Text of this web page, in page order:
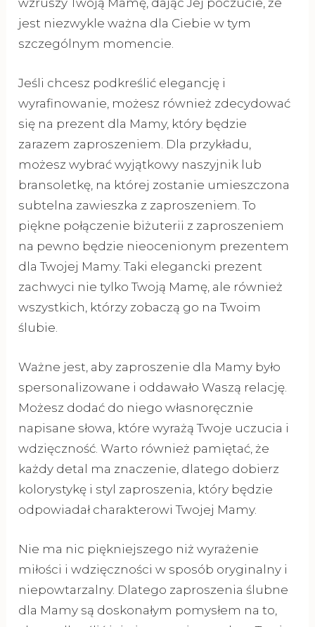
jest niezwykle ważna dla Ciebie w tym
szczególnym momencie.
Jeśli chcesz podkreślić elegancję i
wyrafinowanie, możesz również zdecydować
się na prezent dla Mamy, który będzie
zarazem zaproszeniem. Dla przykładu,
możesz wybrać wyjątkowy naszyjnik lub
bransoletkę, na której zostanie umieszczona
subtelna zawieszka z zaproszeniem. To
piękne połączenie biżuterii z zaproszeniem
na pewno będzie nieocenionym prezentem
dla Twojej Mamy. Taki elegancki prezent
zachwyci nie tylko Twoją Mamę, ale również
wszystkich, którzy zobaczą go na Twoim
ślubie.
Ważne jest, aby zaproszenie dla Mamy było
spersonalizowane i oddawało Waszą relację.
Możesz dodać do niego własnoręcznie
napisane słowa, które wyrażą Twoje uczucia i
wdzięczność. Warto również pamiętać, że
każdy detal ma znaczenie, dlatego dobierz
kolorystykę i styl zaproszenia, który będzie
odpowiadał charakterowi Twojej Mamy.
Nie ma nic piękniejszego niż wyrażenie
miłości i wdzięczności w sposób oryginalny i
niepowtarzalny. Dlatego zaproszenia ślubne
dla Mamy są doskonałym pomysłem na to,